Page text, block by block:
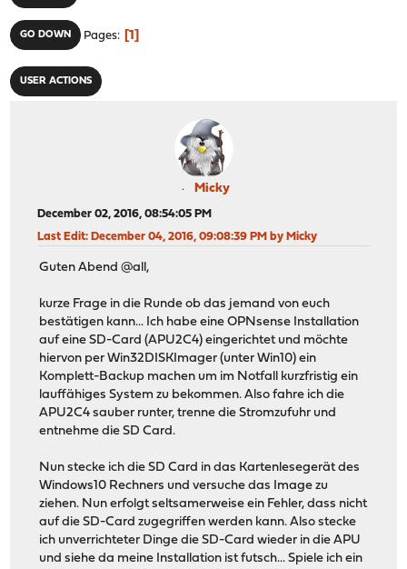
GO DOWN Pages 1
USER ACTIONS
Micky
December 02, 2016, 08:54:05 PM
Last Edit: December 04, 2016, 09:08:39 PM by Micky
Guten Abend @all,
kurze Frage in die Runde ob das jemand von euch
bestätigen kann... Ich habe eine OPNsense Installation
auf eine SD-Card (APU2C4) eingerichtet und möchte
hiervon per Win32DISKImager (unter Win10) ein
Komplett-Backup machen um im Notfall kurzfristig ein
lauffähiges System zu bekommen. Also fahre ich die
APU2C4 sauber runter, trenne die Stromzufuhr und
entnehme die SD Card.
Nun stecke ich die SD Card in das Kartenlesegerät des
Windows10 Rechners und versuche das Image zu
ziehen. Nun erfolgt seltsamerweise ein Fehler, dass nicht
auf die SD-Card zugegriffen werden kann. Also stecke
ich unverrichteter Dinge die SD-Card wieder in die APU
und siehe da meine Installation ist futsch... Spiele ich ein